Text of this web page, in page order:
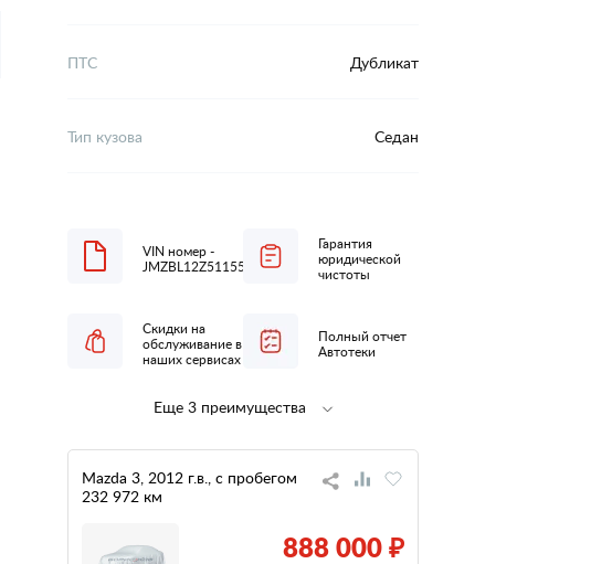
ПТС Дубликат
Тип кузова Седан
VIN номер -
JMZBL12Z511554498
Гарантия
юридической
чистоты
Скидки на
обслуживание в
наших сервисах
Полный отчет
Автотеки
Полная
низкий
Еще 3 преимущества
Mazda 3, 2012 г.в., с пробегом
232 972 км
888 000 ₽